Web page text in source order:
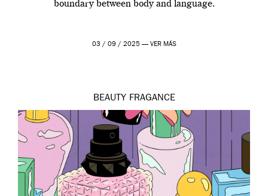
boundary between body and language.
03 / 09 / 2025 — VER MÁS
BEAUTY FRAGANCE